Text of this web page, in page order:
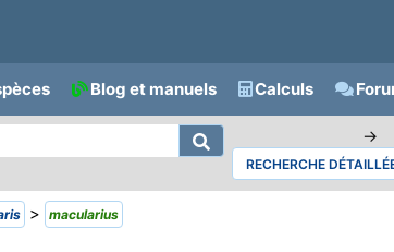
Blog et manuels Calculs
→
RECHERCHE
> macularius